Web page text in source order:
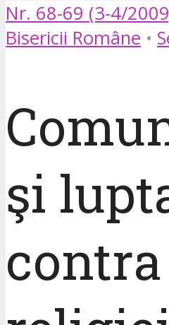
Nr. 68-69 (3-4/
Bisericii Române •
şi
contra